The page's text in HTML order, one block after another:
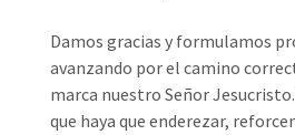
Damos gracias y formulamos
avanzando por el camino
marca nuestro Señor
que haya que enderezar,